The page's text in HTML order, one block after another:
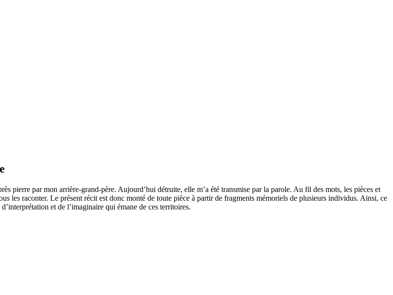
pierre par mon arrière-grand-père. Aujourd’hui détruite, elle m’a été transmise par la parole. Au fil des mots, les pièces et
les raconter. Le présent récit est donc monté de toute pièce à partir de fragments mémoriels de plusieurs individus. Ainsi, ce
et de l’imaginaire qui émane de ces territoires.